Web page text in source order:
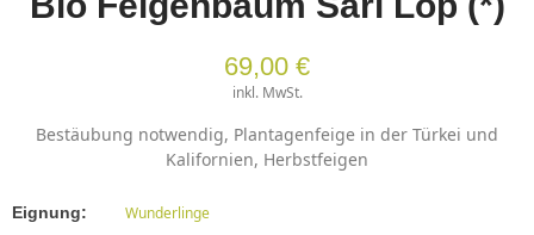
69,00 €
inkl. MwSt.
Bestäubung notwendig, Plantagenfeige in der Türkei und
Kalifornien, Herbstfeigen
Eignung Wunderlinge